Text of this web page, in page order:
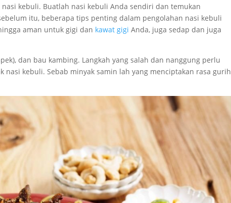
kebuli. Buatlah nasi kebuli Anda sendiri dan temukan
itu, beberapa tips penting dalam pengolahan nasi kebuli
aman untuk gigi dan kawat gigi Anda, juga sedap dan juga
dan bau kambing. Langkah yang salah dan nanggung perlu
nasi kebuli. Sebab minyak samin lah yang menciptakan rasa gurih